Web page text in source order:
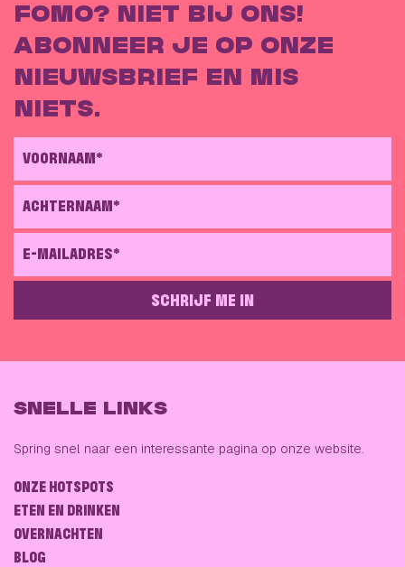
FOMO? NIET BIJ ONS!
ABONNEER JE OP ONZE
NIEUWSBRIEF EN MIS
NIETS.
VOORNAAM*
ACHTERNAAM*
E-MAILADRES*
GELIEVE DIT VELD LEEG TE LATEN
SCHRIJF ME IN
SNELLE LINKS
Spring snel naar een interessante pagina op onze website.
ONZE HOTSPOTS
ETEN EN DRINKEN
OVERNACHTEN
BLOG